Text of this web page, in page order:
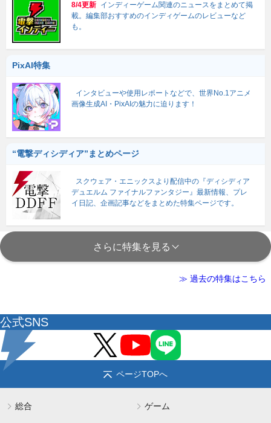
8/4更新 インディーゲーム関連のニュースをまとめて掲
載。編集部おすすめのインディゲームのレビューなど
も。
PixAI特集
インタビューや使用レポートなどで、世界No.1アニメ
画像生成AI・PixAIの魅力に迫ります！
“電撃ディシディア”まとめページ
スクウェア・エニックスより配信中の『ディシディア
デュエルム ファイナルファンタジー』最新情報、プレ
イ日記、企画記事などをまとめた特集ページです。
さらに特集を見る
≫ 過去の特集はこちら
公式SNS
ページTOPへ
総合 ゲーム